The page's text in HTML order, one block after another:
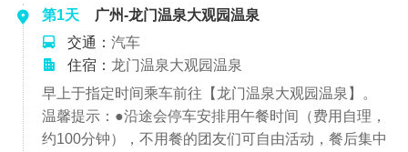
第1天
广州-龙门温泉大观园温泉
交通： 汽车
住宿： 龙门温泉大观园温泉
早上于指定时间乘车前往【龙门温泉大观园温泉】。
温馨提示：●沿途会停车安排用午餐时间（费用自理，
约100分钟），不用餐的团友们可自由活动，餐后集中